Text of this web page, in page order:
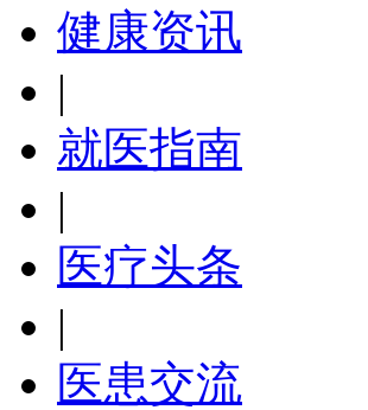
健康资讯
|
就医指南
|
医疗头条
|
医患交流